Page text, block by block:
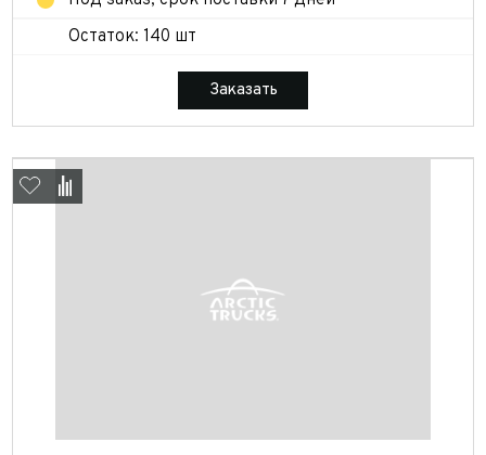
Остаток: 140 шт
Заказать